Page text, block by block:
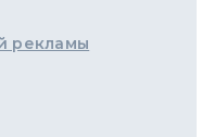
рекламы